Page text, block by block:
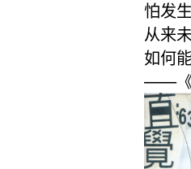
怕发
从来
如何
——《